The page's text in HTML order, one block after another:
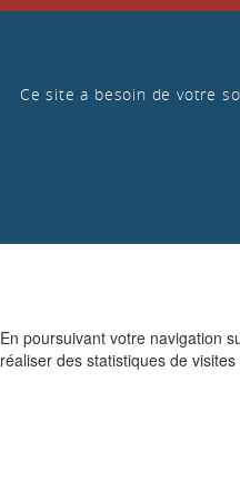
En poursuivant votre navigation
réaliser des statistiques de
Ce site a besoin de votre